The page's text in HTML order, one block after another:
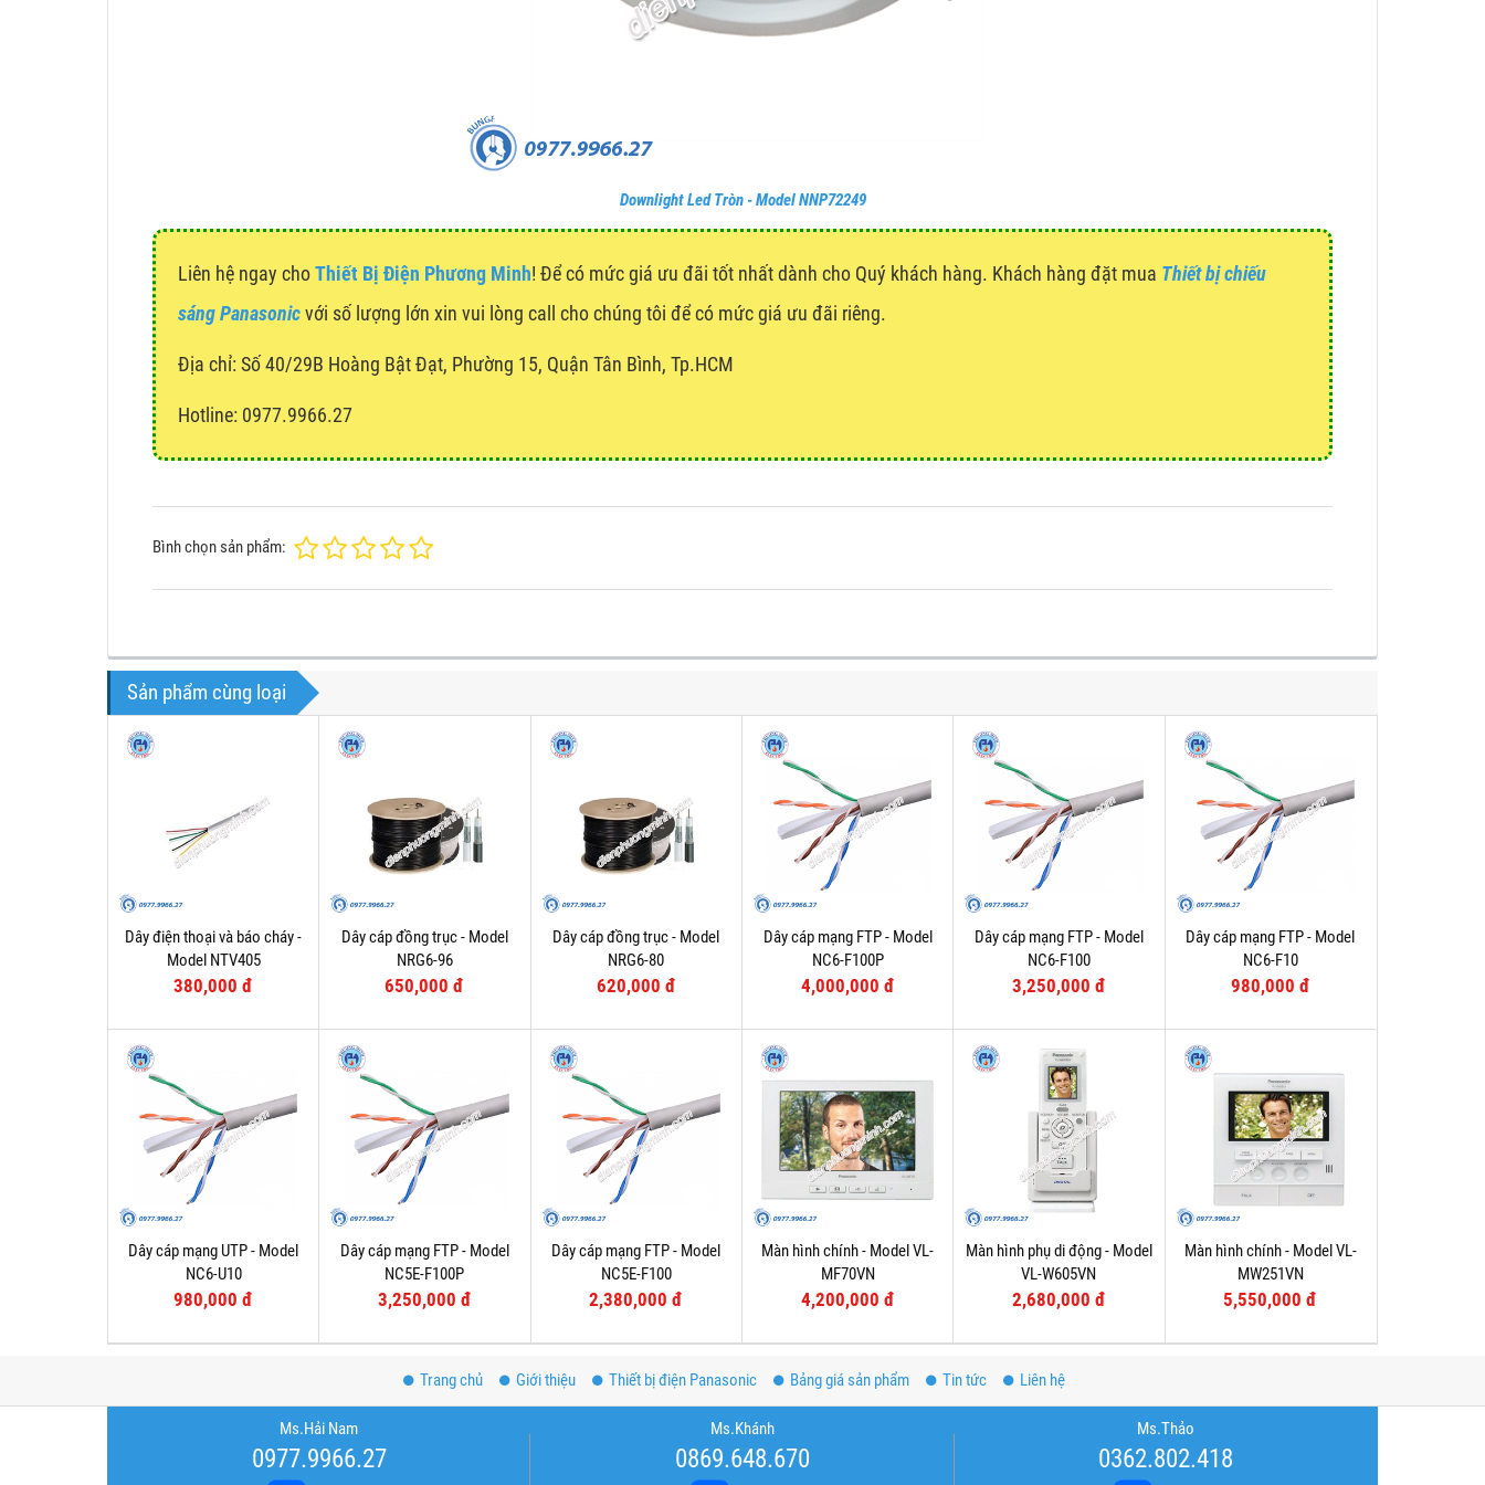
Downlight Led Tròn - Model NNP72249
Liên hệ ngay choThiết Bị Điện Phương Minh! Để có mức giá ưu đãi tốt nhất dành cho Quý khách hàng. Khách hàng đặt mua Thiết bị chiếu
sáng Panasonicvới số lượng lớn xin vui lòng call cho chúng tôi để có mức giá ưu đãi riêng.
Địa chỉ: Số 40/29B Hoàng Bật Đạt, Phường 15, Quận Tân Bình, Tp.HCM
Hotline: 0977.9966.27
Bình chọn sản phẩm:
Sản phẩm cùng loại
Dây điện thoại và báo cháy -
Model NTV405
380,000 đ
Dây cáp đồng trục - Model
NRG6-96
650,000 đ
Dây cáp đồng trục - Model
NRG6-80
620,000 đ
Dây cáp mạng FTP - Model
NC6-F100P
4,000,000 đ
Dây cáp mạng FTP - Model
NC6-F100
3,250,000 đ
Dây cáp mạng FTP - Model
NC6-F10
980,000 đ
Dây cáp mạng UTP - Model
NC6-U10
980,000 đ
Dây cáp mạng FTP - Model
NC5E-F100P
3,250,000 đ
Dây cáp mạng FTP - Model
NC5E-F100
2,380,000 đ
Màn hình chính - Model VL-
MF70VN
4,200,000 đ
Màn hình phụ di động - Model
VL-W605VN
2,680,000 đ
Màn hình chính - Model VL-
MW251VN
5,550,000 đ
Trang chủ Giới thiệu Thiết bị điện Panasonic Bảng giá sản phẩm Tin tức Liên hệ
Ms.Hải Nam
0977.9966.27
Ms.Khánh
0869.648.670
Ms.Thảo
0362.802.418